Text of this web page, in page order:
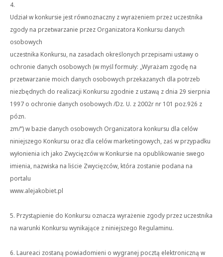
4.
Udział w konkursie jest równoznaczny z wyrażeniem przez uczestnika
zgody na przetwarzanie przez Organizatora Konkursu danych
osobowych
uczestnika Konkursu, na zasadach określonych przepisami ustawy o
ochronie danych osobowych (w myśl formuły: „Wyrażam zgodę na
przetwarzanie moich danych osobowych przekazanych dla potrzeb
niezbędnych do realizacji Konkursu zgodnie z ustawą z dnia 29 sierpnia
1997 o ochronie danych osobowych /Dz. U. z 2002r nr 101 poz.926 z
pózn.
zm/”) w bazie danych osobowych Organizatora konkursu dla celów
niniejszego Konkursu oraz dla celów marketingowych, zaś w przypadku
wyłonienia ich jako Zwycięzców w Konkursie na opublikowanie swego
imienia, nazwiska na liście Zwycięzców, która zostanie podana na
portalu
www.alejakobiet.pl
5. Przystąpienie do Konkursu oznacza wyrażenie zgody przez uczestnika
na warunki Konkursu wynikające z niniejszego Regulaminu.
6. Laureaci zostaną powiadomieni o wygranej pocztą elektroniczną w